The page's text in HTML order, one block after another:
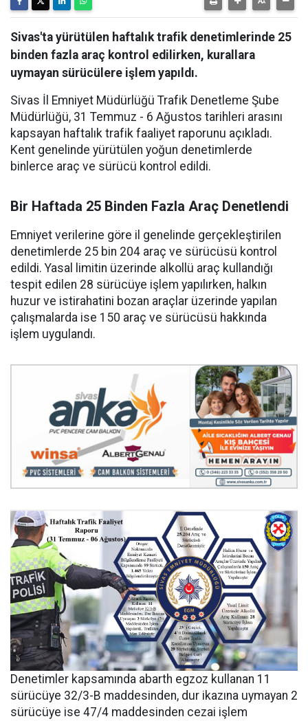
Sivas'ta yürütülen haftalık trafik denetimlerinde 25
binden fazla araç kontrol edilirken, kurallara
uymayan sürücülere işlem yapıldı.
Sivas İl Emniyet Müdürlüğü Trafik Denetleme Şube
Müdürlüğü, 31 Temmuz - 6 Ağustos tarihleri arasını
kapsayan haftalık trafik faaliyet raporunu açıkladı.
Kent genelinde yürütülen yoğun denetimlerde
binlerce araç ve sürücü kontrol edildi.
Bir Haftada 25 Binden Fazla Araç Denetlendi
Emniyet verilerine göre il genelinde gerçekleştirilen
denetimlerde 25 bin 204 araç ve sürücüsü kontrol
edildi. Yasal limitin üzerinde alkollü araç kullandığı
tespit edilen 28 sürücüye işlem yapılırken, halkın
huzur ve istirahatini bozan araçlar üzerinde yapılan
çalışmalarda ise 150 araç ve sürücüsü hakkında
işlem uygulandı.
Denetimler kapsamında abarth egzoz kullanan 11
sürücüye 32/3-B maddesinden, dur ikazına uymayan 2
sürücüye ise 47/4 maddesinden cezai işlem